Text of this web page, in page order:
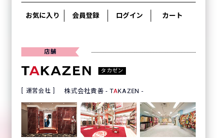
お気に入り 会員登録 ログイン カート
店舗
タカゼン
運営会社 株式会社貴善 - TAKAZEN -